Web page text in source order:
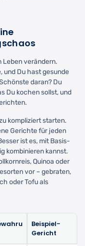
Leben verändern.
und Du hast gesunde
daran? Du
Du kochen sollst, und
kompliziert starten.
Gerichte für jeden
ist es, mit Basis-
kombinieren kannst.
Quinoa oder
vor – gebraten,
oder Tofu als
Beispiel-
Gericht